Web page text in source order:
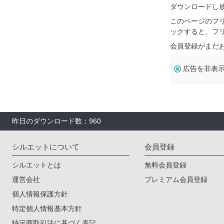
ダウンロードし
このページのフ
ックすると、フ
会員登録がまだ
広告を非表
昨日のダウンロード数：960
シルエットについて
シルエットとは
運営会社
個人情報保護方針
特定個人情報基本方針
会員登録
無料会員登録
プレミアム会員登録